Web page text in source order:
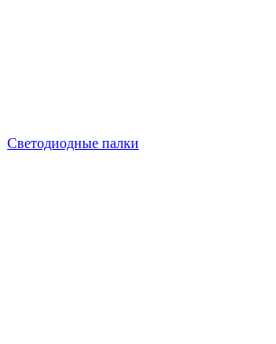
Светодиодные палки